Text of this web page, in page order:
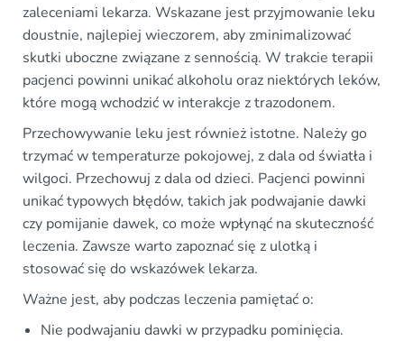
zaleceniami lekarza. Wskazane jest przyjmowanie leku
doustnie, najlepiej wieczorem, aby zminimalizować
skutki uboczne związane z sennością. W trakcie terapii
pacjenci powinni unikać alkoholu oraz niektórych leków,
które mogą wchodzić w interakcje z trazodonem.
Przechowywanie leku jest również istotne. Należy go
trzymać w temperaturze pokojowej, z dala od światła i
wilgoci. Przechowuj z dala od dzieci. Pacjenci powinni
unikać typowych błędów, takich jak podwajanie dawki
czy pomijanie dawek, co może wpłynąć na skuteczność
leczenia. Zawsze warto zapoznać się z ulotką i
stosować się do wskazówek lekarza.
Ważne jest, aby podczas leczenia pamiętać o:
Nie podwajaniu dawki w przypadku pominięcia.